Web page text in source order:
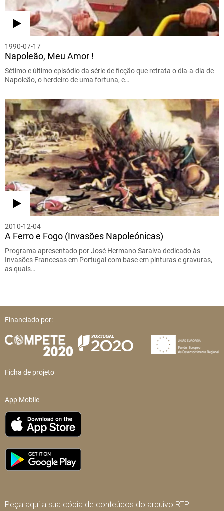
1990-07-17
Napoleão, Meu Amor !
Sétimo e último episódio da série de ficção que retrata o dia-a-dia de
Napoleão, o herdeiro de uma fortuna, e…
2010-12-04
A Ferro e Fogo (Invasões Napoleónicas)
Programa apresentado por José Hermano Saraiva dedicado às
Invasões Francesas em Portugal com base em pinturas e gravuras,
as quais…
Financiado por:
Ficha de projeto
App Mobile
Peça aqui a sua cópia de conteúdos do arquivo RTP